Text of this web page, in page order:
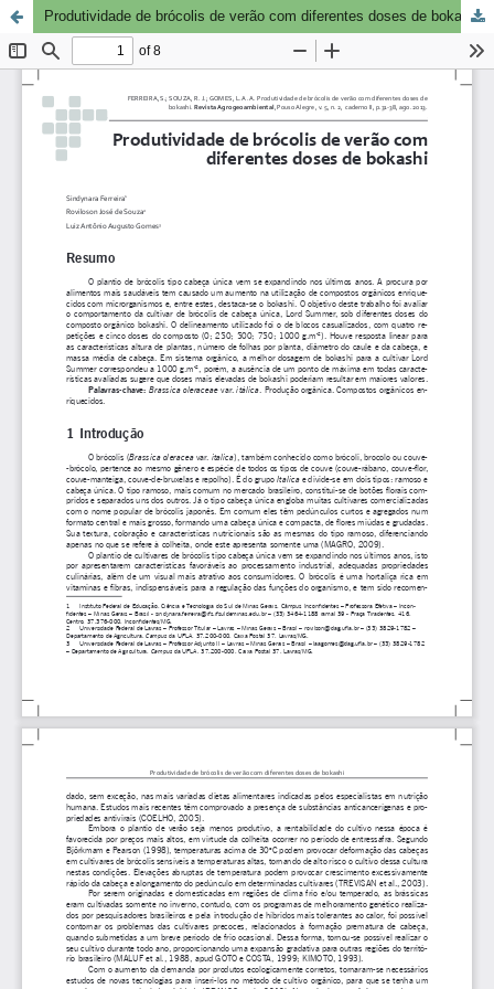
Produtividade de brócolis de verão com diferentes doses de bokashi